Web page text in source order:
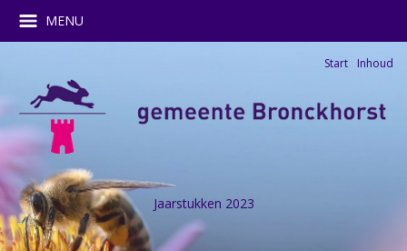
Jaarstukken 2023
Start Inhoud
MENU